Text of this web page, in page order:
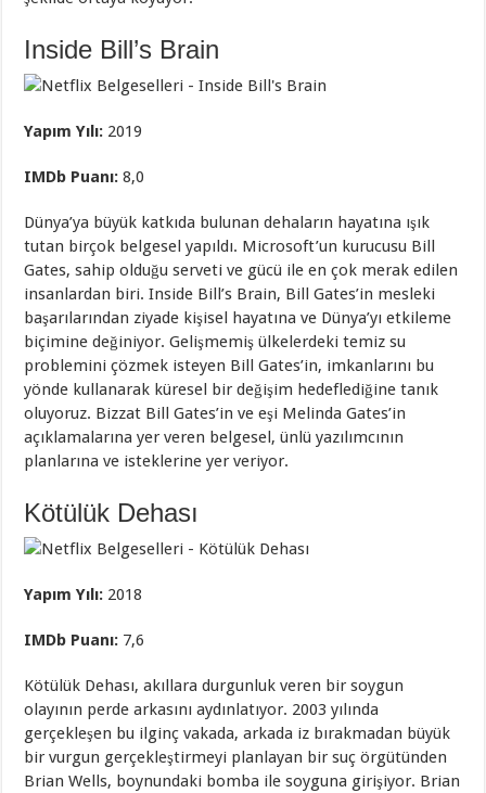
Inside Bill’s Brain
Yapım Yılı: 2019
IMDb Puanı:8,0
Dünya’ya büyük katkıda bulunan dehaların hayatına ışık
tutan birçok belgesel yapıldı. Microsoft’un kurucusu Bill
Gates, sahip olduğu serveti ve gücü ile en çok merak edilen
insanlardan biri. Inside Bill’s Brain, Bill Gates’in mesleki
başarılarından ziyade kişisel hayatına ve Dünya’yı etkileme
biçimine değiniyor. Gelişmemiş ülkelerdeki temiz su
problemini çözmek isteyen Bill Gates’in, imkanlarını bu
yönde kullanarak küresel bir değişim hedeflediğine tanık
oluyoruz. Bizzat Bill Gates’in ve eşi Melinda Gates’in
açıklamalarına yer veren belgesel, ünlü yazılımcının
planlarına ve isteklerine yer veriyor.
Kötülük Dehası
Yapım Yılı: 2018
IMDb Puanı: 7,6
Kötülük Dehası, akıllara durgunluk veren bir soygun
olayının perde arkasını aydınlatıyor. 2003 yılında
gerçekleşen bu ilginç vakada, arkada iz bırakmadan büyük
bir vurgun gerçekleştirmeyi planlayan bir suç örgütünden
Brian Wells, boynundaki bomba ile soyguna girişiyor. Brian